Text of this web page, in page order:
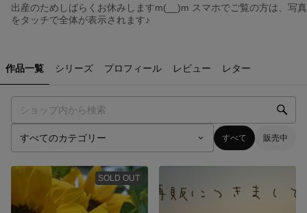
出産のためしばらくお休みしますm(__)m スマホでご覧の方は、写真
をタッチで全体が表示されます♪
作品一覧 シリーズ プロフィール レビュー レター
すべて 販売中
SOLD OUT